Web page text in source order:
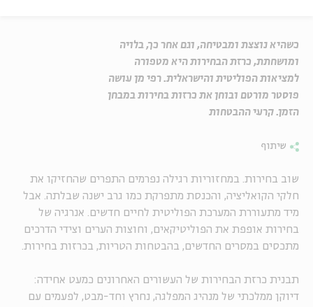
כשהיא נוצצת ומבטיחה, וגם אחר כך, בלויה
ומושחתת, כרזת הבחירות היא מטפורה
למציאות הפוליטית והישראלית. רפי מן עושה
פוסטר מורטם ובוחן את כרזות בחירות במבחן
הזמן. קרעי ההבטחות
שיתוף
שוב בחירות. במחזוריות רגילה נפרמים התפרים שהחזיקו את
חלקי הקואליציה, והכנסת מתפרקת כמו גרב ישנה שבלתה. אבל
מיד מתעוררת המערכת הפוליטית לחיים חדשים. אנרגיה של
בחירות אופפת את הפוליטיקאים, וחוצות הערים וצידי הדרכים
מתכסים במסרים החדשים, בהבטחות הטריות, בכרזות בחירות.
תבנית כרזת הבחירות של העשורים האחרונים כמעט אחידה:
דיוקן ממלכתי של מנהיג המפלגה, נחרץ וחד-מבט, לפעמים עם